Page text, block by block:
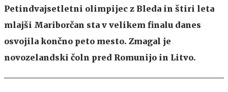
Petindvajsetletni olimpijec z Bleda in štiri leta
mlajši Mariborčan sta v velikem finalu danes
osvojila končno peto mesto. Zmagal je
novozelandski čoln pred Romunijo in Litvo.